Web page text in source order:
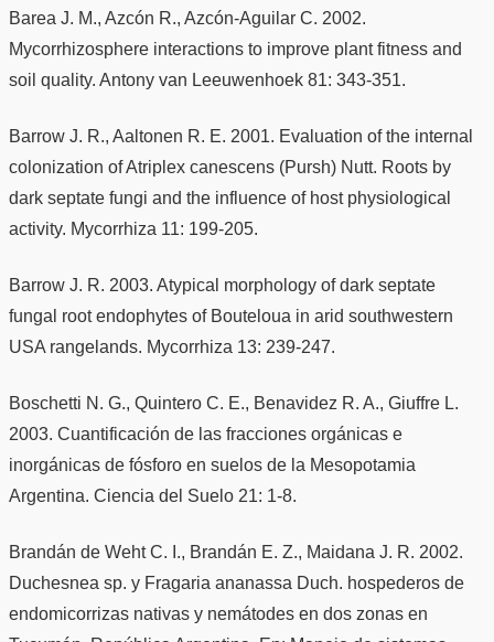
Barea J. M., Azcón R., Azcón-Aguilar C. 2002.
Mycorrhizosphere interactions to improve plant fitness and
soil quality. Antony van Leeuwenhoek 81: 343-351.
Barrow J. R., Aaltonen R. E. 2001. Evaluation of the internal
colonization of Atriplex canescens (Pursh) Nutt. Roots by
dark septate fungi and the influence of host physiological
activity. Mycorrhiza 11: 199-205.
Barrow J. R. 2003. Atypical morphology of dark septate
fungal root endophytes of Bouteloua in arid southwestern
USA rangelands. Mycorrhiza 13: 239-247.
Boschetti N. G., Quintero C. E., Benavidez R. A., Giuffre L.
2003. Cuantificación de las fracciones orgánicas e
inorgánicas de fósforo en suelos de la Mesopotamia
Argentina. Ciencia del Suelo 21: 1-8.
Brandán de Weht C. I., Brandán E. Z., Maidana J. R. 2002.
Duchesnea sp. y Fragaria ananassa Duch. hospederos de
endomicorrizas nativas y nemátodes en dos zonas en